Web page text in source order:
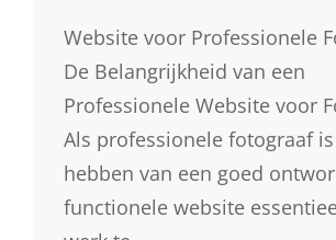
Website voor Professionele
De Belangrijkheid van een
Professionele Website voor
Als professionele fotograaf
hebben van een goed
functionele website